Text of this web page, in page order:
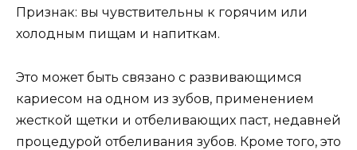
Признак: вы чувствительны к горячим или
холодным пищам и напиткам.
Это может быть связано с развивающимся
кариесом на одном из зубов, применением
жесткой щетки и отбеливающих паст, недавней
процедурой отбеливания зубов. Кроме того, это